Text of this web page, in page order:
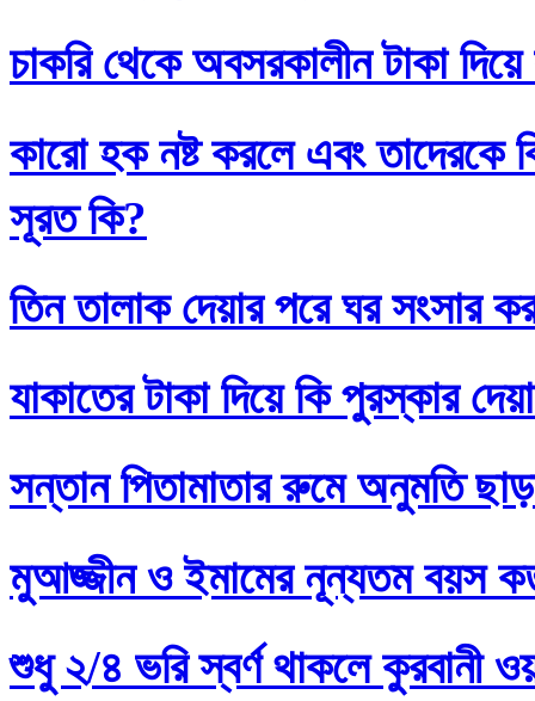
চাকরি থেকে অবসরকালীন টাকা
কারো হক নষ্ট করলে এবং তাদেরকে
সূরত কি?
তিন তালাক দেয়ার পরে ঘর সংসার
যাকাতের টাকা দিয়ে কি পুরস্কার
সন্তান পিতামাতার রুমে অনুমতি
মুআজ্জীন ও ইমামের নূন্যতম বয়স
শুধু ২/৪ ভরি স্বর্ণ থাকলে কুরবানী